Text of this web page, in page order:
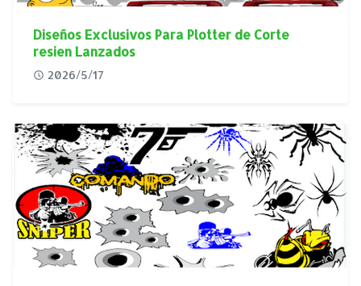
Diseños Exclusivos Para Plotter de Corte
resien Lanzados
2026/5/17